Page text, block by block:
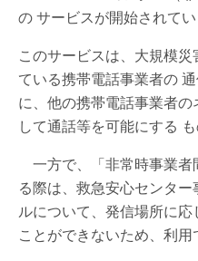
の サービスが開始されてい
このサービスは、大規模
ている携帯電話事業者の
に、他の携帯電話事業者
して通話等を可能にする も
一方で、「非常時事業者
る際は、救急安心センタ
ルについて、発信場所に
ことができないため、利用